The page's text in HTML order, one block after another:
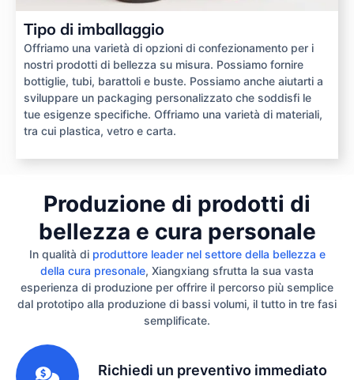
Tipo di imballaggio
Offriamo una varietà di opzioni di confezionamento per i
nostri prodotti di bellezza su misura. Possiamo fornire
bottiglie, tubi, barattoli e buste. Possiamo anche aiutarti a
sviluppare un packaging personalizzato che soddisfi le
tue esigenze specifiche. Offriamo una varietà di materiali,
tra cui plastica, vetro e carta.
Produzione di prodotti di
bellezza e cura personale
In qualità di produttore leader nel settore della bellezza e
della cura presonale, Xiangxiang sfrutta la sua vasta
esperienza di produzione per offrire il percorso più semplice
dal prototipo alla produzione di bassi volumi, il tutto in tre fasi
semplificate.
Richiedi un preventivo immediato